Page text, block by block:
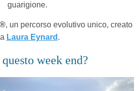
guarigione.
, un percorso evolutivo unico, creato
Laura Eynard .
week end?